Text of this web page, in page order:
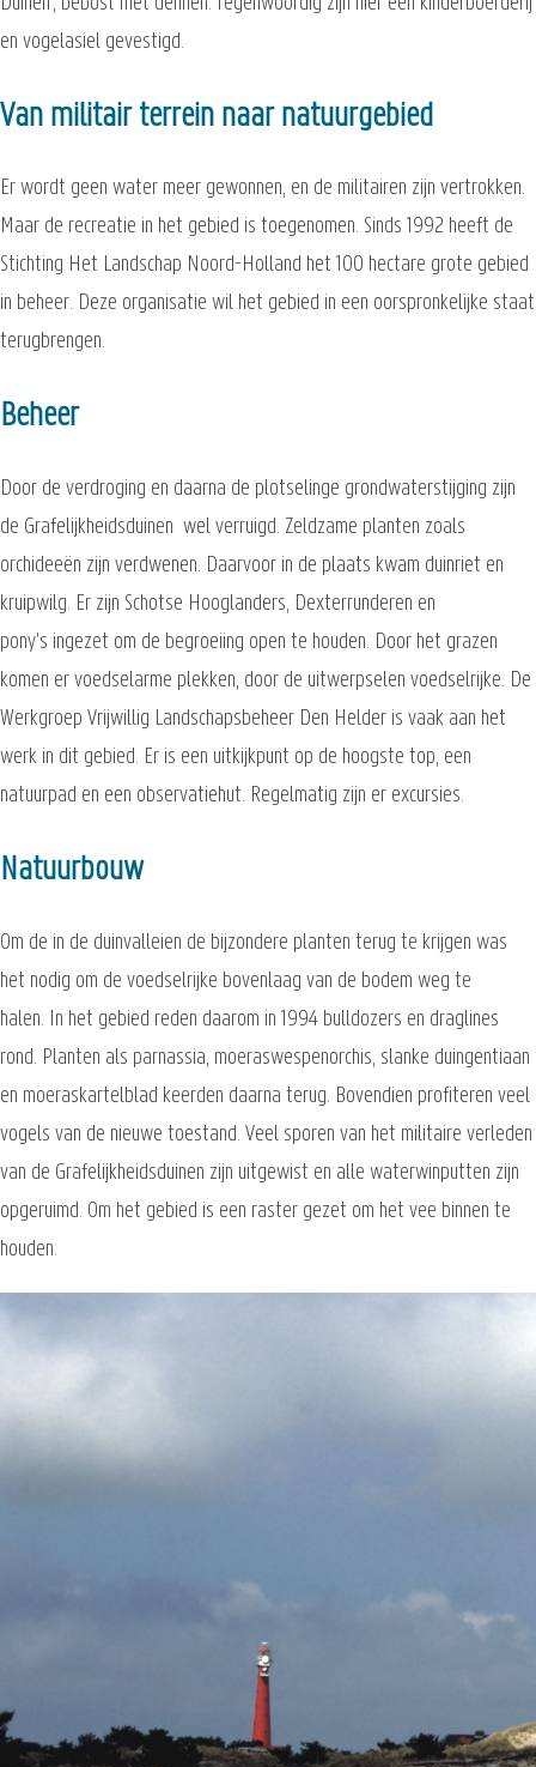
en vogelasiel gevestigd.
Van militair terrein naar natuurgebied
Er wordt geen water meer gewonnen, en de militairen zijn vertrokken.
Maar de recreatie in het gebied is toegenomen. Sinds 1992 heeft de
Stichting Het Landschap Noord-Holland het 100 hectare grote gebied
in beheer. Deze organisatie wil het gebied in een oorspronkelijke staat
terugbrengen.
Beheer
Door de verdroging en daarna de plotselinge grondwaterstijging zijn
de Grafelijkheidsduinen wel verruigd. Zeldzame planten zoals
orchideeën zijn verdwenen. Daarvoor in de plaats kwam duinriet en
kruipwilg. Er zijn Schotse Hooglanders, Dexterrunderen en
pony's ingezet om de begroeiing open te houden. Door het grazen
komen er voedselarme plekken, door de uitwerpselen voedselrijke. De
Werkgroep Vrijwillig Landschapsbeheer Den Helder is vaak aan het
werk in dit gebied. Er is een uitkijkpunt op de hoogste top, een
natuurpad en een observatiehut. Regelmatig zijn er excursies.
Natuurbouw
Om de in de duinvalleien de bijzondere planten terug te krijgen was
het nodig om de voedselrijke bovenlaag van de bodem weg te
halen. In het gebied reden daarom in 1994 bulldozers en draglines
rond. Planten als parnassia, moeraswespenorchis, slanke duingentiaan
en moeraskartelblad keerden daarna terug. Bovendien profiteren veel
vogels van de nieuwe toestand. Veel sporen van het militaire verleden
van de Grafelijkheidsduinen zijn uitgewist en alle waterwinputten zijn
opgeruimd. Om het gebied is een raster gezet om het vee binnen te
houden.